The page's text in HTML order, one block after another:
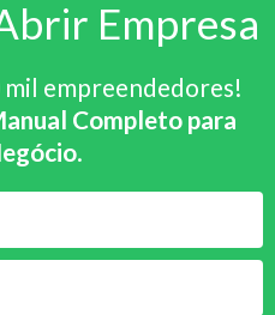
Empresa
mil empreendedores!
Completo para
.